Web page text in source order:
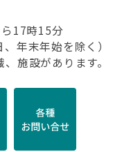
17時15分
年末年始を除く）
施設があります。